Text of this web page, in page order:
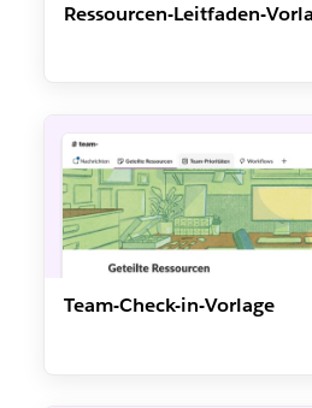
Ressourcen-Leitfaden-
Team-Check-in-Vorlage